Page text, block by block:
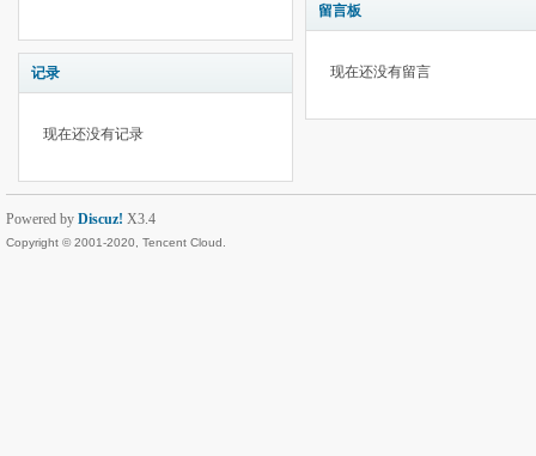
记录
现在还没有记录
留言板
现在还没有留言
Powered by Discuz! X3.4
Copyright © 2001-2020, Tencent Cloud.